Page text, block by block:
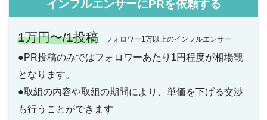
インフルエンサーにPRを依頼する
1万円〜/1投稿 フォロワー1万以上のインフルエンサー
●PR投稿のみではフォロワーあたり1円程度が相場観
となります。
●取組の内容や取組の期間により、単価を下げる交渉
も行うことができます